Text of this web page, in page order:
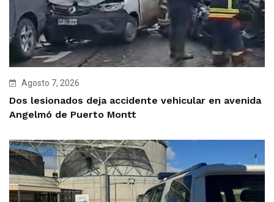
Agosto 7, 2026
Dos lesionados deja accidente vehicular en avenida
Angelmó de Puerto Montt